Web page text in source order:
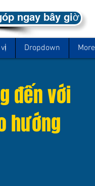
Dropdown More
ngay bây giờ
đến với
hướng